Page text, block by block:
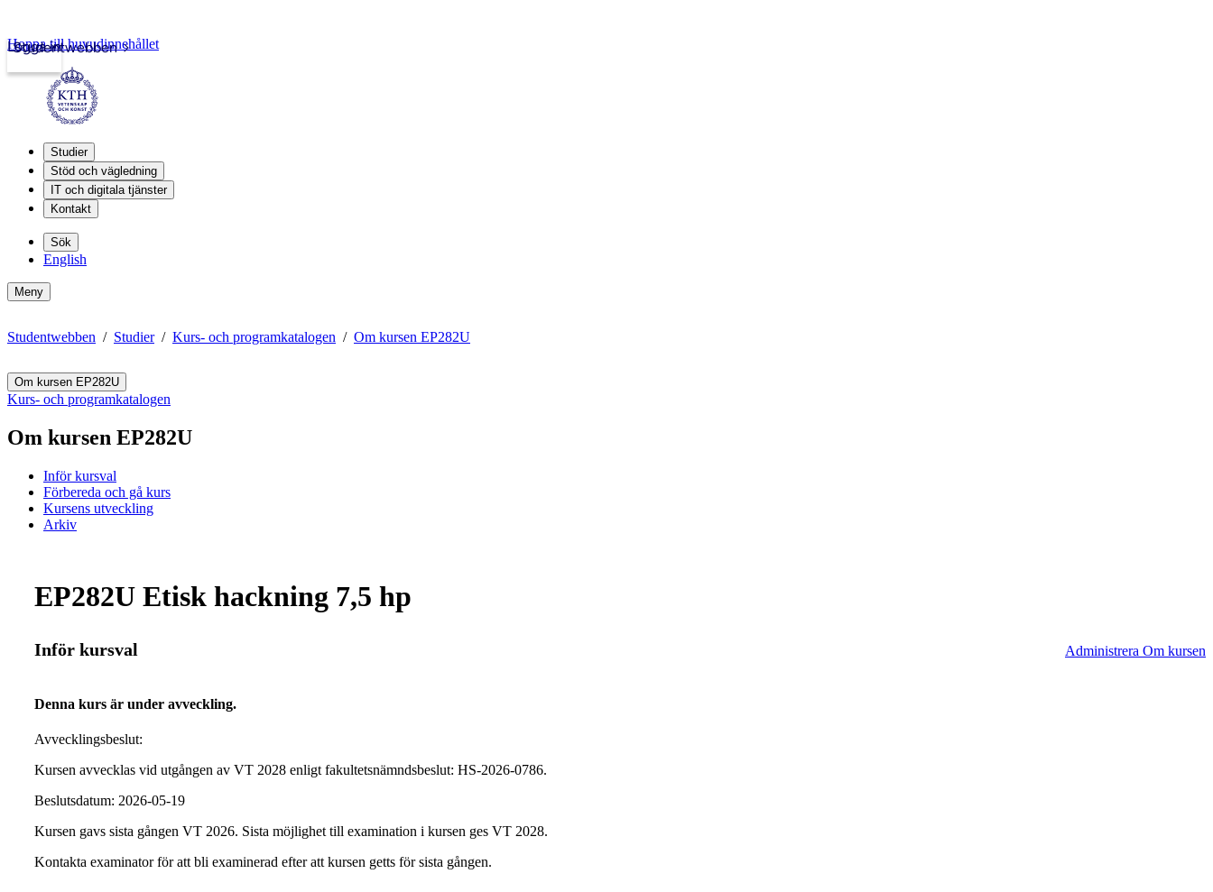
Studentwebben
Logga in
Hoppa till huvudinnehållet
Studier
Stöd och vägledning
IT och digitala tjänster
Kontakt
Sök
English
Meny
Studentwebben Studier Kurs- och programkatalogen Om kursen EP282U
Om kursen EP282U
Kurs- och programkatalogen
Om kursen EP282U
Inför kursval
Förbereda och gå kurs
Kursens utveckling
Arkiv
EP282U Etisk hackning 7,5 hp
Inför kursval Administrera Om kursen
Denna kurs är under avveckling.
Avvecklingsbeslut:
Kursen avvecklas vid utgången av VT 2028 enligt fakultetsnämndsbeslut: HS-2026-0786.
Beslutsdatum: 2026-05-19
Kursen gavs sista gången VT 2026. Sista möjlighet till examination i kursen ges VT 2028.
Kontakta examinator för att bli examinerad efter att kursen getts för sista gången.